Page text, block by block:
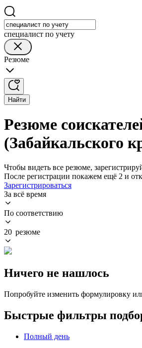
специалист по учету
Резюме
Найти
Резюме
(Забайкальского
Чтобы видеть все резюме,
После регистрации покажем ещё 2 и
Зарегистрироваться
За всё время
По соответствию
20 резюме
Ничего не нашлось
Попробуйте изменить формулировку
Быстрые фильтры
Полный день